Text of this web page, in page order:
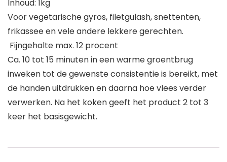
Inhoud: 1kg
Voor vegetarische gyros, filetgulash, snettenten,
frikassee en vele andere lekkere gerechten.
​ Fijngehalte max. 12 procent
Ca. 10 tot 15 minuten in een warme groentbrug
inweken tot de gewenste consistentie is bereikt, met
de handen uitdrukken en daarna hoe vlees verder
verwerken. Na het koken geeft het product 2 tot 3
keer het basisgewicht.